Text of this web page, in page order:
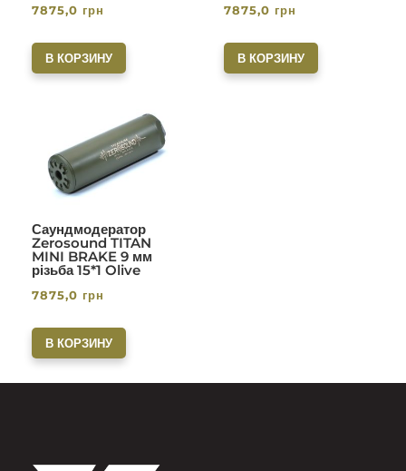
7875,0 грн
В КОРЗИНУ
7875,0 грн
В КОРЗИНУ
Саундмодератор
Zerosound TITAN
MINI BRAKE 9 мм
різьба 15*1 Olive
7875,0 грн
В КОРЗИНУ